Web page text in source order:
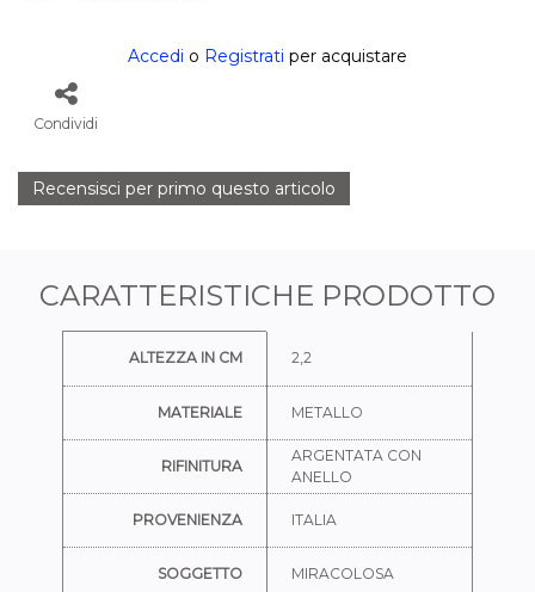
Accedi o Registrati per acquistare
Condividi
Recensisci per primo questo articolo
CARATTERISTICHE PRODOTTO
ALTEZZA IN CM 2,2
MATERIALE METALLO
RIFINITURA
ARGENTATA CON
ANELLO
PROVENIENZA ITALIA
SOGGETTO MIRACOLOSA